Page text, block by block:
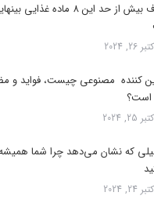
مصرف بیش از حد این 8 ماده
26, 2024
کننده مصنوعی چیست، فواید و
است؟
25, 2024
دلیلی که نشان می‌دهد چرا شما
24, 2024